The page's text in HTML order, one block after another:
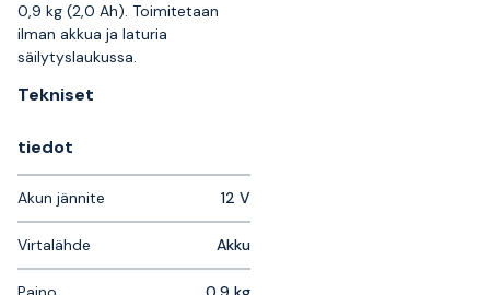
0,9 kg (2,0 Ah). Toimitetaan
ilman akkua ja laturia
säilytyslaukussa.
Tekniset
tiedot
Akun jännite 12 V
Virtalähde Akku